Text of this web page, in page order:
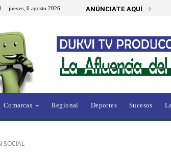
jueves, 6 agosto 2026 ANÚNCIATE AQUÍ
Comarcas Regional Deportes Sucesos
SOCIAL